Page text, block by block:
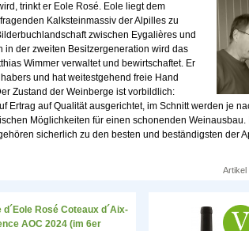
trinkt er Eole Rosé. Eole liegt dem
Kalksteinmassiv der Alpilles zu
zwischen Eygalières und
in der zweiten Besitzergeneration wird das
Wimmer verwaltet und bewirtschaftet. Er
und hat weitestgehend freie Hand
Zustand der Weinberge ist vorbildlich:
Ertrag auf Qualität ausgerichtet, im Schnitt werden je
Möglichkeiten für einen schonenden
sicherlich zu den besten und beständigsten der
Artikel
d´Eole Rosé Coteaux d´Aix-
AOC 2024 (im 6er